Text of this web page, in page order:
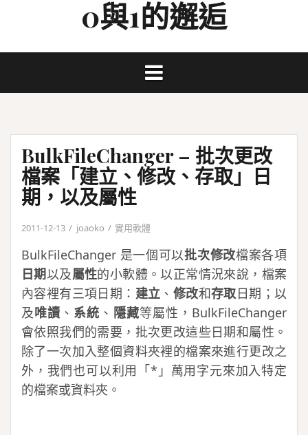
0與1的邂逅
BulkFileChanger – 批次更改
檔案「建立、修改、存取」日
期，以及屬性
2011-12-13 joaoko 實用軟體
BulkFileChanger 是一個可以批次修改檔案各項
日期以及屬性的小軟體。以正常情況來說，檔案
內容裡有三項日期： 建立 、 修改和存取日期；以
及唯讀 、 系統 、 隱藏等屬性，BulkFileChanger
會依照我們的需要，批次更改這些日期和屬性。
除了一次加入整個資料夾裡的檔案來進行更改之
外，我們也可以利用「*」萬用字元來加入特定
的檔案或資料夾。